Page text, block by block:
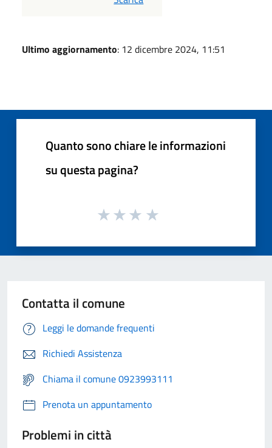
Ultimo aggiornamento: 12 dicembre 2024, 11:51
Quanto sono chiare le informazioni
su questa pagina?
Contatta il comune
Leggi le domande frequenti
Richiedi Assistenza
Chiama il comune 0923993111
Prenota un appuntamento
Problemi in città